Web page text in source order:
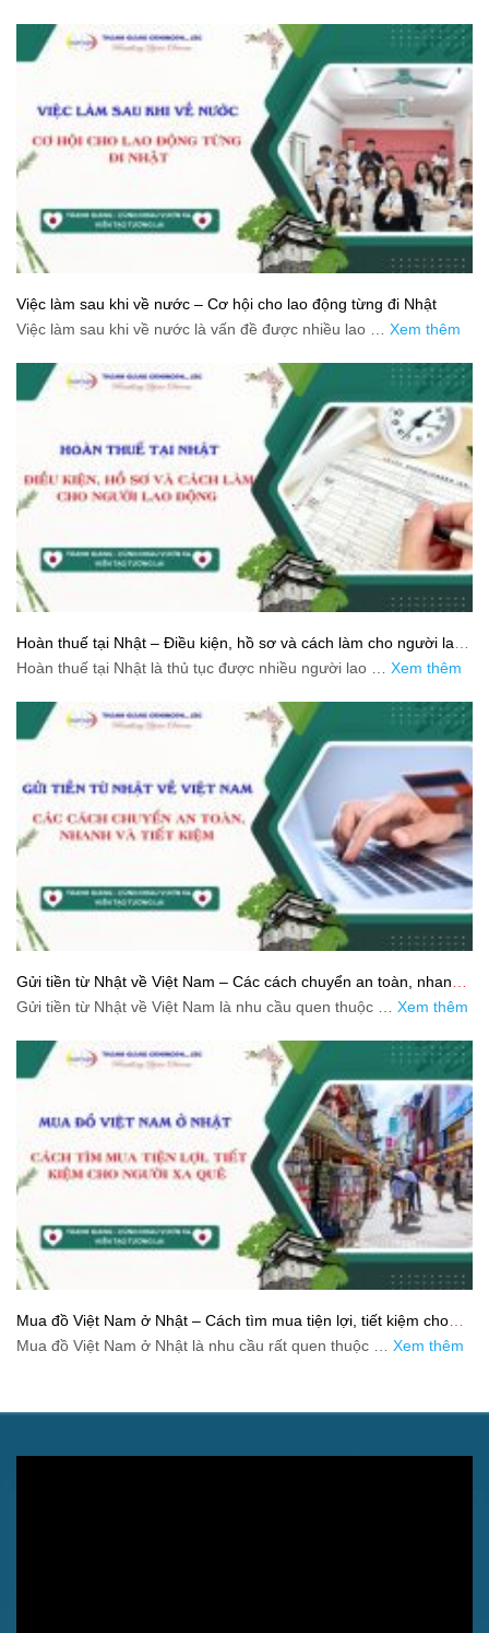
Việc làm sau khi về nước – Cơ hội cho lao động từng đi Nhật
Việc làm sau khi về nước là vấn đề được nhiều lao … Xem thêm
Hoàn thuế tại Nhật – Điều kiện, hồ sơ và cách làm cho người lao
động
Hoàn thuế tại Nhật là thủ tục được nhiều người lao … Xem thêm
Gửi tiền từ Nhật về Việt Nam – Các cách chuyển an toàn, nhanh
và tiết kiệm
Gửi tiền từ Nhật về Việt Nam là nhu cầu quen thuộc … Xem thêm
Mua đồ Việt Nam ở Nhật – Cách tìm mua tiện lợi, tiết kiệm cho
người xa quê
Mua đồ Việt Nam ở Nhật là nhu cầu rất quen thuộc … Xem thêm